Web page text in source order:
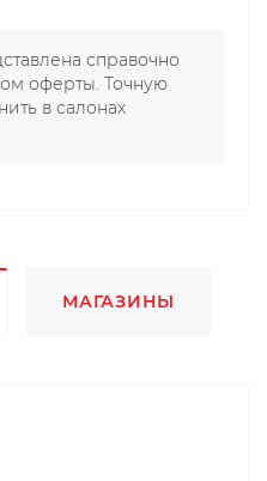
справочно
оферты. Точную
в салонах
МАГАЗИНЫ